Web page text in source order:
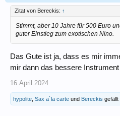
Zitat von Bereckis: ↑
Stimmt, aber 10 Jahre für 500 Euro
guter Einstieg zum exotischen Nino.
Das Gute ist ja, dass es mir
mir dann das bessere
16.April.2024
hypolite Sax a`la carte und Bereckis gefällt